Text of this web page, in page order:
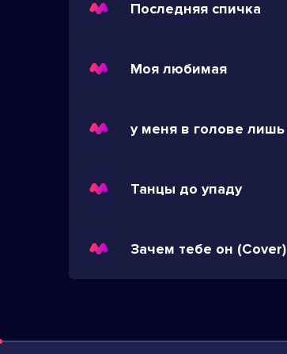
Последняя спичка
Моя любимая
Танцы до упаду
Зачем тебе он (Cover)